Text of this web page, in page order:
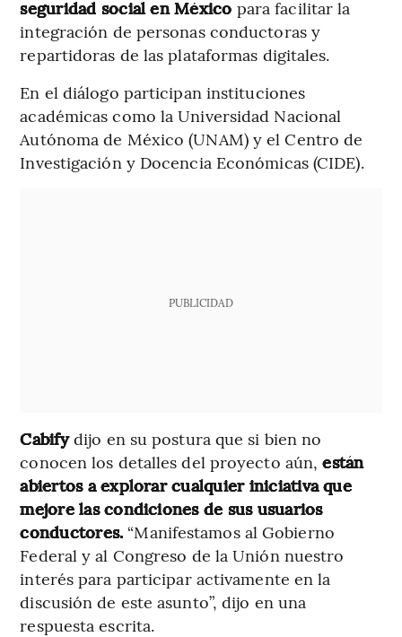
seguridad social en México para facilitar la
integración de personas conductoras y
repartidoras de las plataformas digitales.
En el diálogo participan instituciones
académicas como la Universidad Nacional
Autónoma de México (UNAM) y el Centro de
Investigación y Docencia Económicas (CIDE).
PUBLICIDAD
Cabifydijo en su postura que si bien no
conocen los detalles del proyecto aún,están
abiertos a explorar cualquier iniciativa que
mejore las condiciones de sus usuarios
conductores. “Manifestamos al Gobierno
Federal y al Congreso de la Unión nuestro
interés para participar activamente en la
discusión de este asunto”, dijo en una
respuesta escrita.